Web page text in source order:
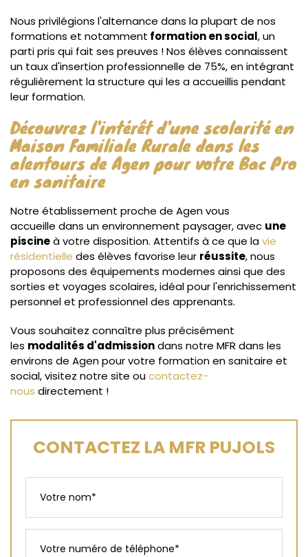
Nous privilégions l'alternance dans la plupart de nos
formations et notamment formation en social, un
parti pris qui fait ses preuves ! Nos élèves connaissent
un taux d'insertion professionnelle de 75%, en intégrant
régulièrement la structure qui les a accueillis pendant
leur formation.
Découvrez l'intérêt d'une scolarité en
Maison Familiale Rurale dans les
alentours de Agen pour votre Bac Pro
en sanitaire
Notre établissement proche de Agen vous
accueille dans un environnement paysager, avec une
piscineà votre disposition. Attentifs à ce que lavie
résidentielle des élèves favorise leur réussite, nous
proposons des équipements modernes ainsi que des
sorties et voyages scolaires, idéal pour l'enrichissement
personnel et professionnel des apprenants.
Vous souhaitez connaître plus précisément
les modalités d'admissiondans notre MFR dans les
environs de Agen pour votre formation en sanitaire et
social, visitez notre site oucontactez-
nous directement !
CONTACTEZ LA MFR PUJOLS